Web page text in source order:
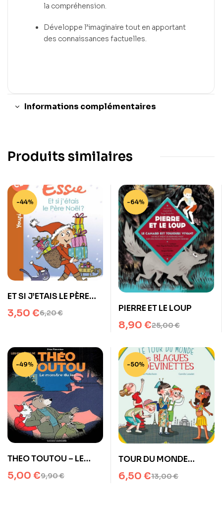
la compréhension.
Développe l’imaginaire tout en apportant
des connaissances factuelles.
Informations complémentaires
Produits similaires
-44%
ET SI J’ETAIS LE PÈRE
NOËL ? 6,20€
3,50 €
-64%
PIERRE ET LE LOUP
25,00€
8,90 €
-49%
THEO TOUTOU – LE
MONSTRE DU LAC
9,90€
5,00 €
-50%
TOUR DU MONDE
BLAGUES ET
DEVINETTES
13,00€
6,50 €